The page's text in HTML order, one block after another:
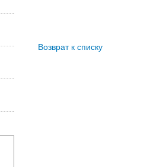
Возврат к списку